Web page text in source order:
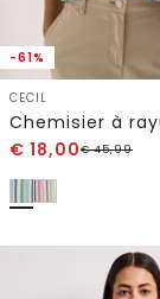
-61%
CECIL
€ 18,00€45,99